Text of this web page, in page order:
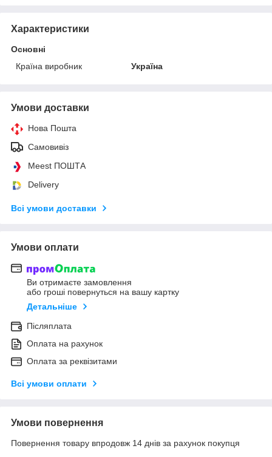
Характеристики
Основні
Країна виробник
Україна
Умови доставки
Нова Пошта
Самовивіз
Meest ПОШТА
Delivery
Всі умови доставки
Умови оплати
Ви отримаєте замовлення
або гроші повернуться на вашу картку
Детальніше
Післяплата
Оплата на рахунок
Оплата за реквізитами
Всі умови оплати
Умови повернення
Повернення товару впродовж 14 днів за рахунок покупця